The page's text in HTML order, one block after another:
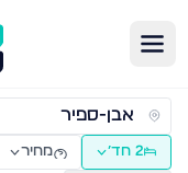
דירות למכירה
2 חד׳ מחיר